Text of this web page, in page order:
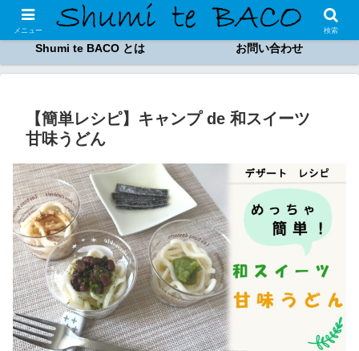
趣味のブログ Shumi te BACO 商品
Shumi te BACO とは お問い合わせ
【簡単レシピ】キャンプ de 和スイーツ
甘味うどん
メニュー 検索